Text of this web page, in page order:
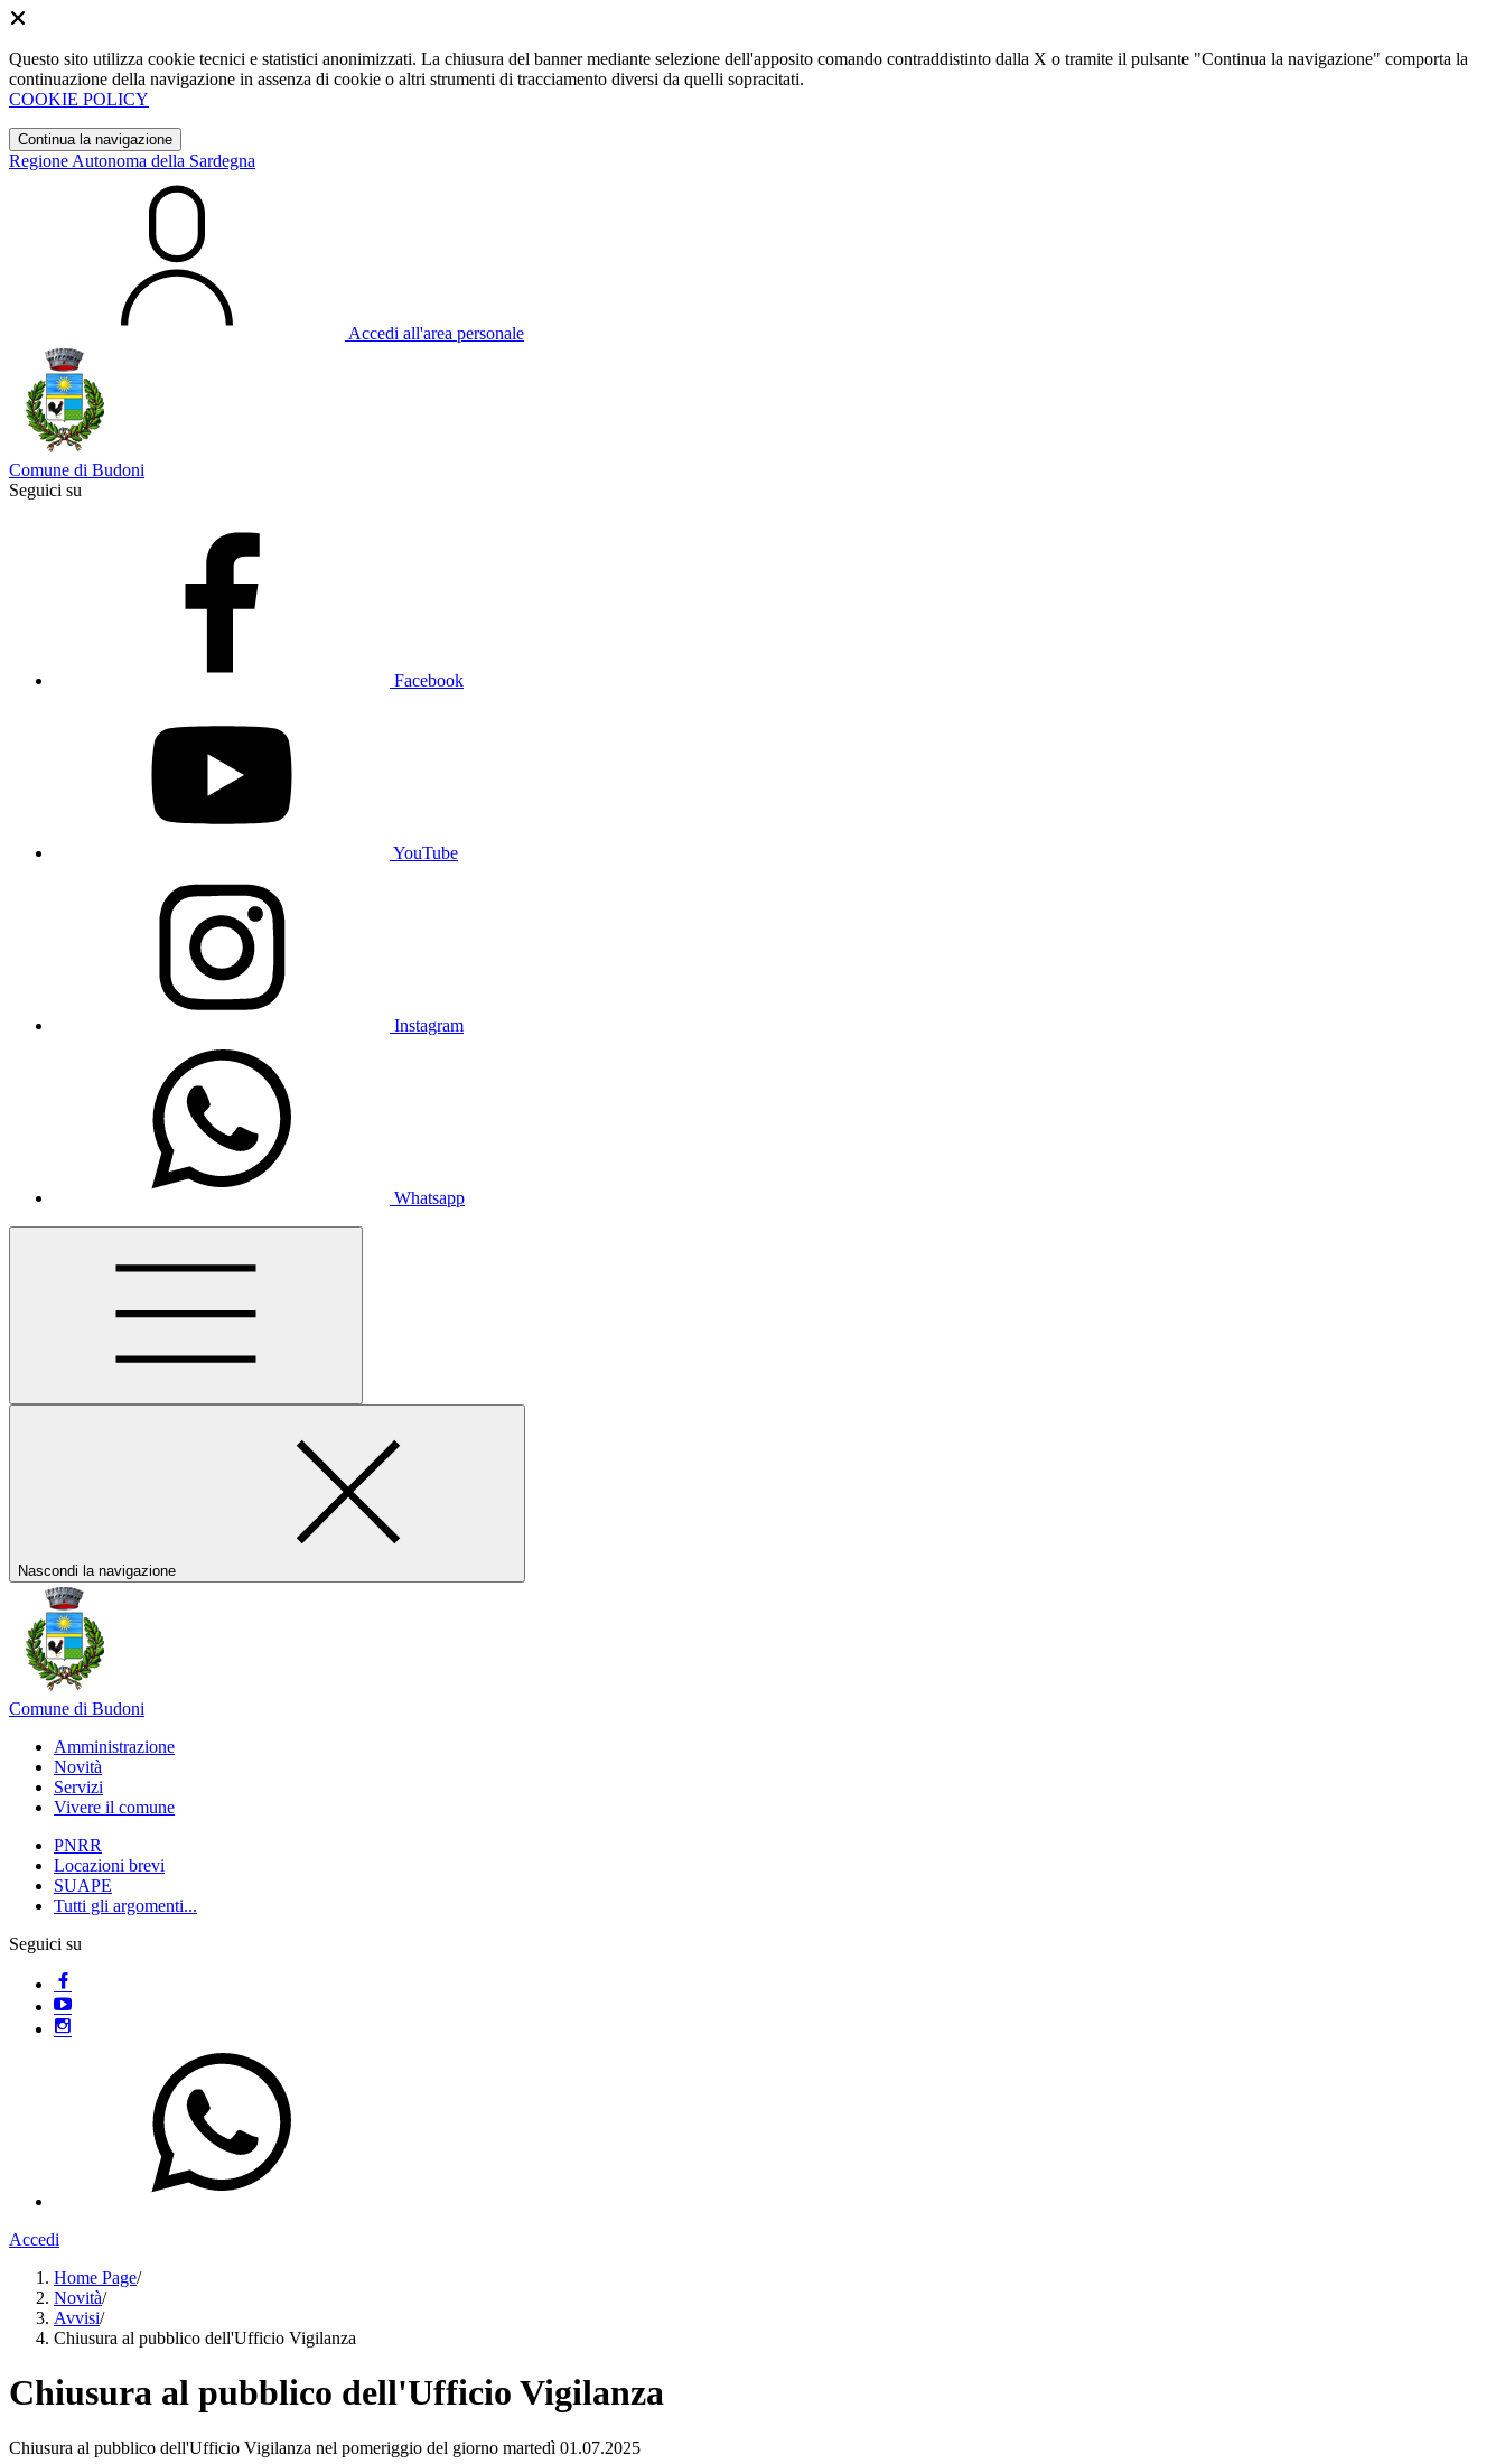
Questo sito utilizza cookie tecnici e statistici anonimizzati. La chiusura del banner mediante selezione dell'apposito comando contraddistinto dalla X o tramite il pulsante "Continua la navigazione" comporta la
continuazione della navigazione in assenza di cookie o altri strumenti di tracciamento diversi da quelli sopracitati.
COOKIE POLICY
Continua la navigazione
Regione Autonoma della Sardegna
Accedi all'area personale
Comune di Budoni
Seguici su
Facebook
YouTube
Instagram
Whatsapp
Nascondi la navigazione
Comune di Budoni
Amministrazione
Novità
Servizi
Vivere il comune
PNRR
Locazioni brevi
SUAPE
Tutti gli argomenti...
Seguici su
Accedi
Home Page/
Novità/
Avvisi/
Chiusura al pubblico dell'Ufficio Vigilanza
Chiusura al pubblico dell'Ufficio Vigilanza
Chiusura al pubblico dell'Ufficio Vigilanza nel pomeriggio del giorno martedì 01.07.2025